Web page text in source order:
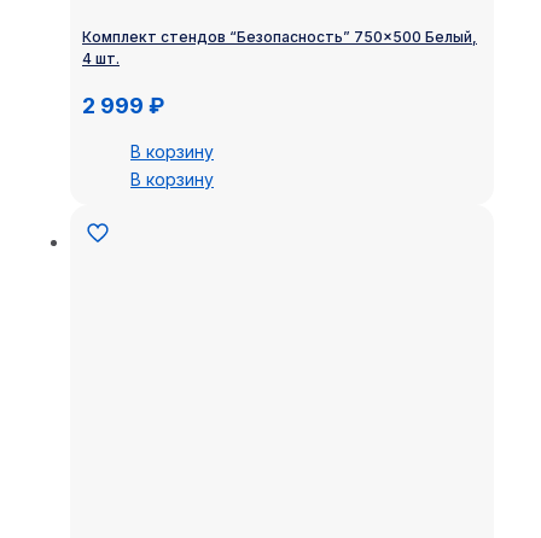
Комплект стендов “Безопасность” 750×500 Белый,
4 шт.
2 999 ₽
В корзину
В корзину